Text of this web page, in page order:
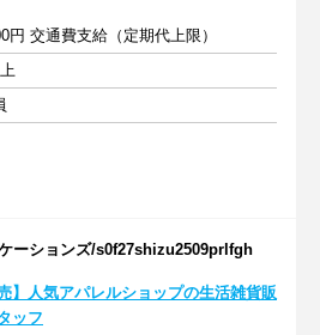
円 交通費支給（定期代上限）
ーションズ/s0f27shizu2509prlfgh
売】人気アパレルショップの生活雑貨販
ッフ